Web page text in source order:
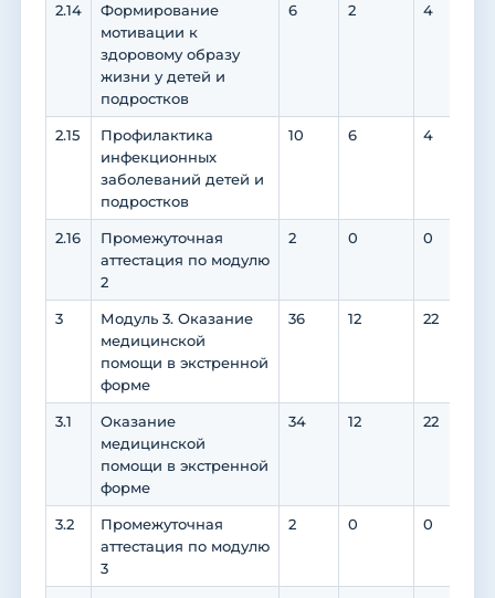
2.14
Формирование
мотивации к
здоровому образу
жизни у детей и
подростков
6 2 4
2.15
Профилактика
инфекционных
заболеваний детей и
подростков
10 6 4
2.16
Промежуточная
аттестация по модулю
2
2 0 0
3
Модуль 3. Оказание
медицинской
помощи в экстренной
форме
36 12 22
3.1
Оказание
медицинской
помощи в экстренной
форме
34 12 22
3.2
Промежуточная
аттестация по модулю
3
2 0 0